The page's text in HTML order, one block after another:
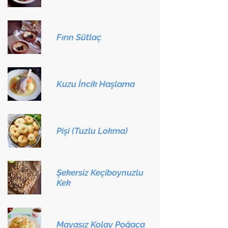
Fırın Sütlaç
Kuzu İncik Haşlama
Pişi (Tuzlu Lokma)
Şekersiz Keçiboynuzlu
Kek
Mayasız Kolay Poğaça